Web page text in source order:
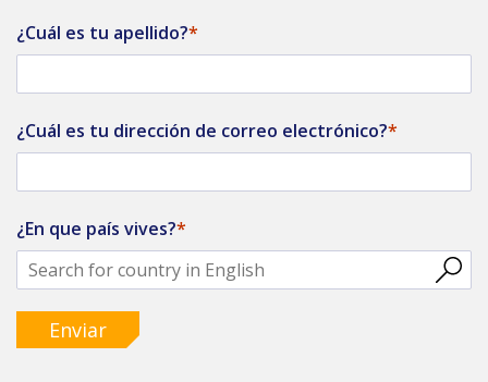
¿Cuál es tu apellido?
¿Cuál es tu dirección de correo electrónico?
¿En que país vives?
Enviar